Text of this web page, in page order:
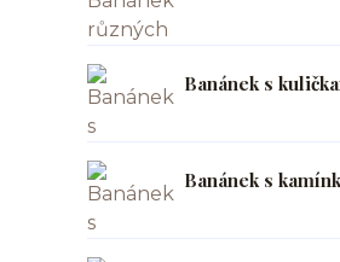
Banánek s
Banánek s